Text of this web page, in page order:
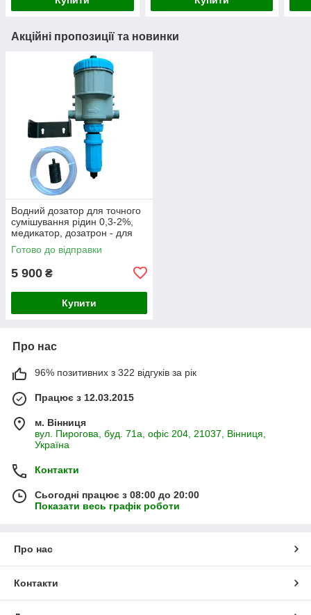
Акційні пропозиції та новинки
Водний дозатор для точного
сумішування рідин 0,3-2%,
медикатор, дозатрон - для
ветпрепаратів та добрив
Готово до відправки
5 900 ₴
Купити
Про нас
96% позитивних з 322 відгуків за рік
Працює з 12.03.2015
м. Вінниця
вул. Пирогова, буд. 71а, офіс 204, 21037, Вінниця,
Україна
Контакти
Сьогодні працює з 08:00 до 20:00
Показати весь графік роботи
Про нас
Контакти